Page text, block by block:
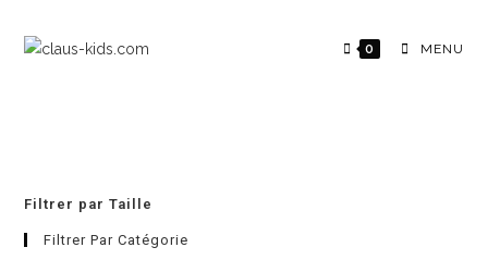
0 MENU
Filtrer par Taille
Filtrer Par Catégorie